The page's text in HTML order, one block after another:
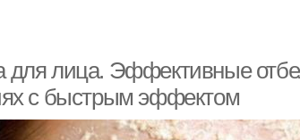
маникюр в домашних
для лица. Эффективные
с быстрым эффектом